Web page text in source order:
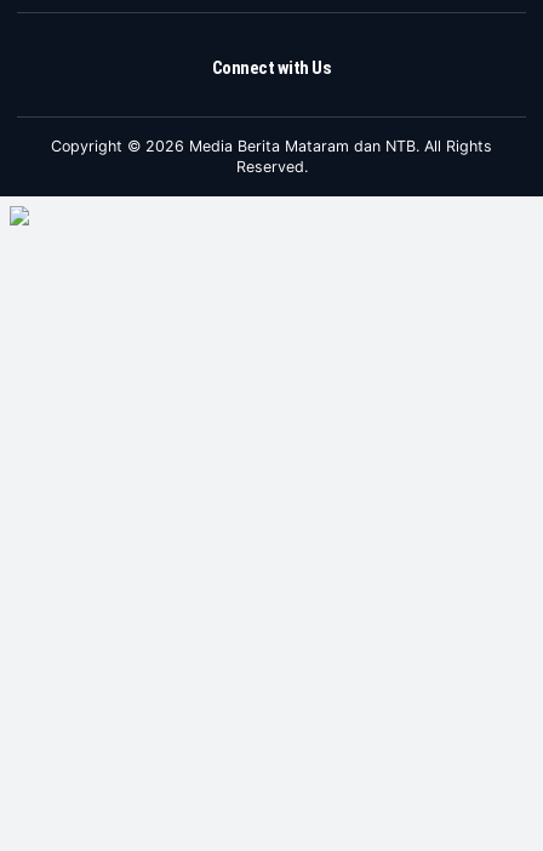
Connect with Us
Copyright © 2026 Media Berita Mataram dan NTB. All Rights
Reserved.